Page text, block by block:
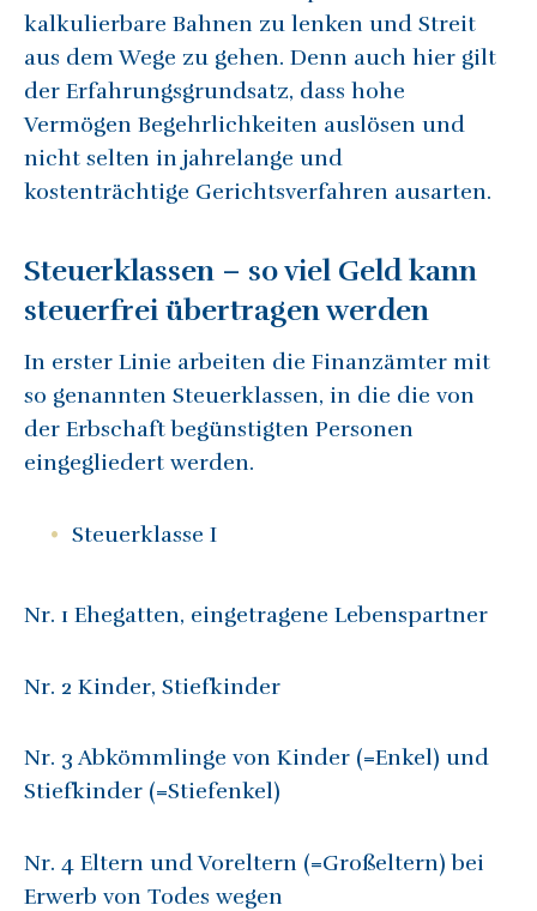
kalkulierbare Bahnen zu lenken und Streit
aus dem Wege zu gehen. Denn auch hier gilt
der Erfahrungsgrundsatz, dass hohe
Vermögen Begehrlichkeiten auslösen und
nicht selten in jahrelange und
kostenträchtige Gerichtsverfahren ausarten.
Steuerklassen – so viel Geld kann
steuerfrei übertragen werden
In erster Linie arbeiten die Finanzämter mit
so genannten Steuerklassen, in die die von
der Erbschaft begünstigten Personen
eingegliedert werden.
Steuerklasse I
Nr. 1 Ehegatten, eingetragene Lebenspartner
Nr. 2 Kinder, Stiefkinder
Nr. 3 Abkömmlinge von Kinder (=Enkel) und
Stiefkinder (=Stiefenkel)
Nr. 4 Eltern und Voreltern (=Großeltern) bei
Erwerb von Todes wegen